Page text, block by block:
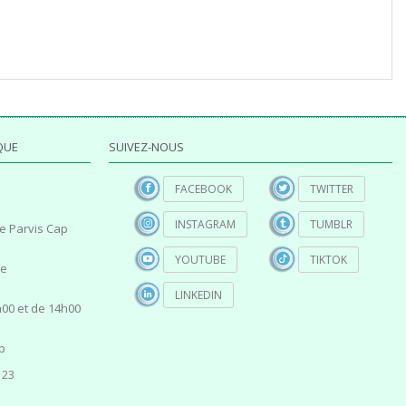
Parvis Cap
et de 14h00
SUIVEZ-NOUS
FACEBOOK
INSTAGRAM
YOUTUBE
LINKEDIN
TWITTER
TUMBLR
TIKTOK